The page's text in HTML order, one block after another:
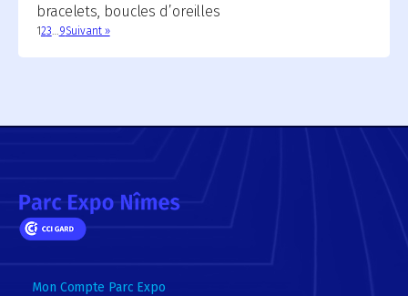
bracelets, boucles d’oreilles
123…9Suivant »
Mon Compte Parc Expo